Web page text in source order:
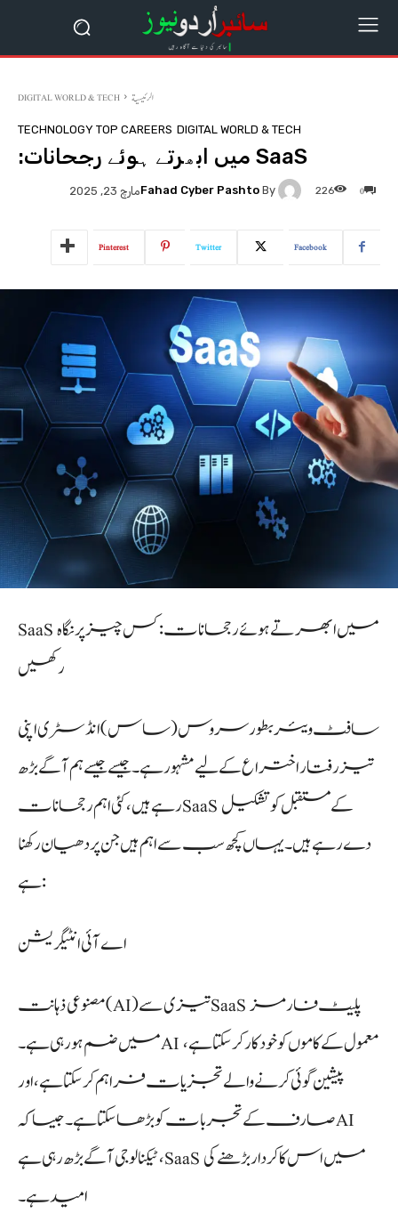
الرئيسية DIGITAL WORLD & TECH
DIGITAL WORLD & TECH
TECHNOLOGY TOP CAREERS
SaaS میں ابھرتے ہوئے رجحانات:
By
Fahad Cyber Pashtoمارچ 23, 2025 0
226
Facebook
Twitter
Pinterest
SaaS میں ابھرتے ہوئے رجحانات: کس چیز پر نگاہ
رکھیں
سافٹ ویئر بطور سروس (ساس) انڈسٹری اپنی
تیز رفتار اختراع کے لیے مشہور ہے۔ جیسے جیسے ہم آگے بڑھ
رہے ہیں، کئی اہم رجحانات SaaS کے مستقبل کو تشکیل
دے رہے ہیں۔ یہاں کچھ سب سے اہم ہیں جن پر دھیان رکھنا
ہے:
اے آئی انٹیگریشن
مصنوعی ذہانت (AI) تیزی سے SaaS پلیٹ فارمز
میں ضم ہو رہی ہے۔ AI معمول کے کاموں کو خودکار کر سکتا ہے،
پیشین گوئی کرنے والے تجزیات فراہم کر سکتا ہے، اور
صارف کے تجربات کو بڑھا سکتا ہے۔ جیسا کہ AI
ٹیکنالوجی آگے بڑھ رہی ہے، SaaS میں اس کا کردار بڑھنے کی
امید ہے۔